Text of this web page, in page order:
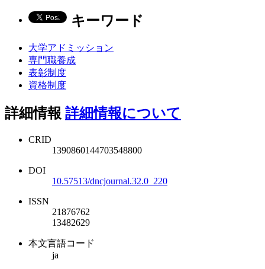
キーワード
大学アドミッション
専門職養成
表彰制度
資格制度
詳細情報 詳細情報について
CRID
1390860144703548800
DOI
10.57513/dncjournal.32.0_220
ISSN
21876762
13482629
本文言語コード
ja